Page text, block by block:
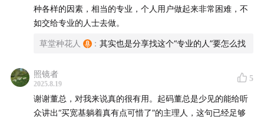
种各样的因素，相当的专业，个人用户做起来非常困难，不
如交给专业的人士去做。
草堂种花人 : 其实也是分享找这个“专业的人”要怎么找
照镜者
2025.8.19
5
谢谢董总，对我来说真的很有用。起码董总是少见的能给听
众讲出“买宽基躺着真有点可惜了”的主理人，这句已经足够